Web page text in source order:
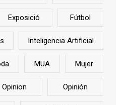
Exposició Fútbol
Inteligencia Artificial
MUA Mujer
Opinion Opinión